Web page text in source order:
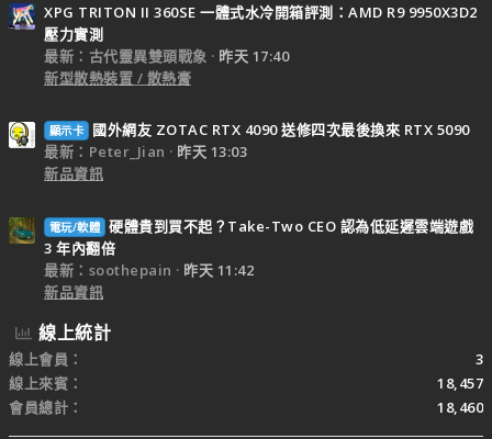
XPG TRITON II 360SE 一體式水冷開箱評測：AMD R9 9950X3D2
壓力實測
最新：古代靈異雙頭戰象
昨天 17:40
新型散熱裝置 / 散熱膏
顯示卡
國外網友 ZOTAC RTX 4090 送修四次最後換來 RTX 5090
最新：Peter_Jian
昨天 13:03
新品資訊
電玩/軟體 硬體貴到買不起？Take-Two CEO 認為低延遲雲端遊戲
3 年內翻倍
最新：soothepain
昨天 11:42
新品資訊
線上統計
線上會員
3
線上來賓
18,457
會員總計
18,460